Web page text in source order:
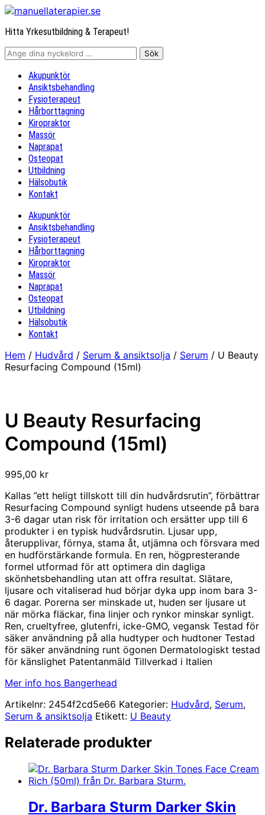
Hitta Yrkesutbildning & Terapeut!
Akupunktör
Ansiktsbehandling
Fysioterapeut
Hårborttagning
Kiropraktor
Massör
Naprapat
Osteopat
Utbildning
Hälsobutik
Kontakt
Akupunktör
Ansiktsbehandling
Fysioterapeut
Hårborttagning
Kiropraktor
Massör
Naprapat
Osteopat
Utbildning
Hälsobutik
Kontakt
Hem / Hudvård / Serum & ansiktsolja / Serum / U Beauty
Resurfacing Compound (15ml)
U Beauty Resurfacing
Compound (15ml)
995,00 kr
Kallas ”ett heligt tillskott till din hudvårdsrutin”, förbättrar
Resurfacing Compound synligt hudens utseende på bara
3-6 dagar utan risk för irritation och ersätter upp till 6
produkter i en typisk hudvårdsrutin. Ljusar upp,
återupplivar, förnya, stama åt, utjämna och försvara med
en hudförstärkande formula. En ren, högpresterande
formel utformad för att optimera din dagliga
skönhetsbehandling utan att offra resultat. Slätare,
ljusare och vitaliserad hud börjar dyka upp inom bara 3-
6 dagar. Porerna ser minskade ut, huden ser ljusare ut
när mörka fläckar, fina linjer och rynkor minskar synligt.
Ren, crueltyfree, glutenfri, icke-GMO, vegansk Testad för
säker användning på alla hudtyper och hudtoner Testad
för säker användning runt ögonen Dermatologiskt testad
för känslighet Patentanmäld Tillverkad i Italien
Mer info hos Bangerhead
Artikelnr: 2454f2cd5e66 Kategorier: Hudvård, Serum,
Serum & ansiktsolja Etikett: U Beauty
Relaterade produkter
Dr. Barbara Sturm Darker Skin